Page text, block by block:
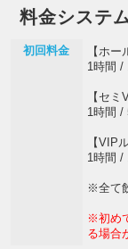
料金システ
初回料金
【ホー
1時間 /
【セミ
1時間 /
【VIP
1時間 /
※全て
※初め
る場合